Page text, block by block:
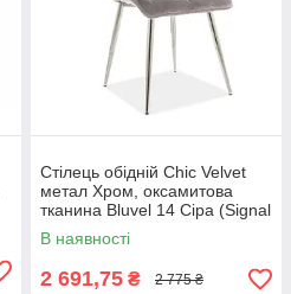
Стілець обідній Chic Velvet
метал Хром, оксамитова
тканина Bluvel 14 Сіра (Signal
ТМ)
В наявності
2 691,75 ₴ 2 775 ₴